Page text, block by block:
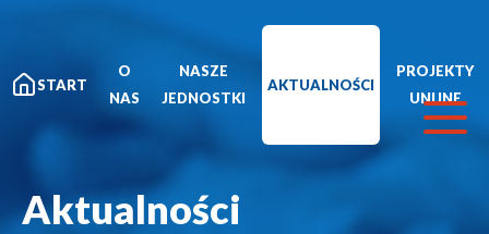
START
O
NAS
NASZE
JEDNOSTKI
AKTUALNOŚCI
PROJEKTY
UNIJNE
Aktualności